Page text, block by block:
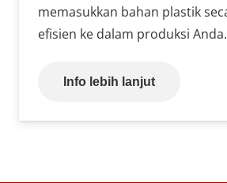
memasukkan bahan plastik
efisien ke dalam produksi Anda.
Info lebih lanjut